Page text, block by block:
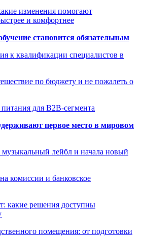
изменения помогают
и комфортнее
становится обязательным
к квалификации специалистов в
по бюджету и не пожалеть о
для B2B-сегмента
первое место в мировом
лейбл и начала новый
комиссии и банковское
какие решения доступны
помещения: от подготовки